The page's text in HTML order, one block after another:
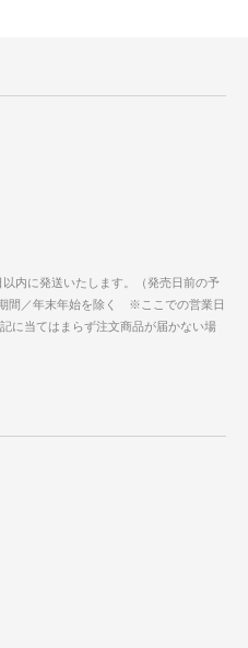
内に発送いたします。（発売日前の予
間／年末年始を除く ※ここでの営業日
に当てはまらず注文商品が届かない場